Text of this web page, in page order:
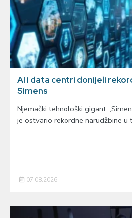
AI i data centri donijeli
Simens
Njemački tehnološki gigant
je ostvario rekordne narudžbine u
07.08.2026